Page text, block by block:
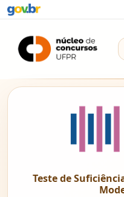
Teste de